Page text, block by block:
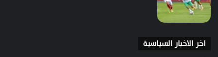
اخر الاخبار السياسية